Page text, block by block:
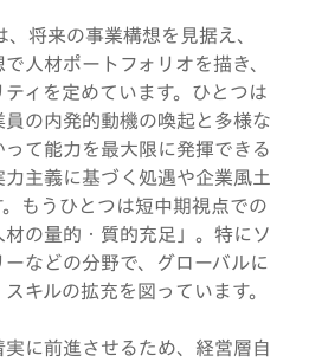
将来の事業構想を見据え、
人材ポートフォリオを描き、
ィを定めています。ひとつは
の内発的動機の喚起と多様な
て能力を最大限に発揮できる
主義に基づく処遇や企業風土
もうひとつは短中期視点での
材の量的・質的充足」。特にソ
などの分野で、グローバルに
キルの拡充を図っています。
に前進させるため、経営層自